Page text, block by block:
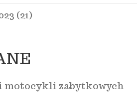
(21)
motocykli zabytkowych